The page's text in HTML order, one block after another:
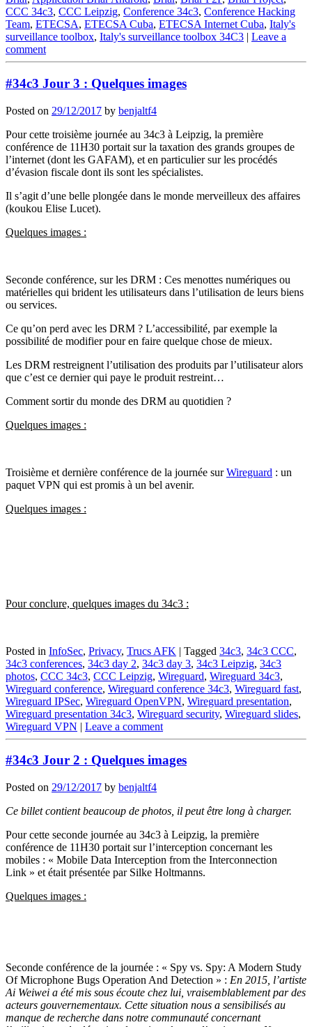
CCC 34c3, CCC Leipzig, Conference 34c3, Conference Hacking
Team, ETECSA, ETECSA Cuba, ETECSA Internet Cuba, Italy's
surveillance toolbox, Italy's surveillance toolbox 34C3 | Leave a
comment
#34c3 Jour 3 : Quelques images
Posted on 29/12/2017 by benjaltf4
Pour cette troisième journée au 34c3 à Leipzig, la première
conférence de 11H30 portait sur la taxation des grands groupes de
l’internet (dont les GAFAM), et en particulier sur les procédés
d’évasion fiscale dont ils sont les spécialistes.
Il s’agit d’une belle plongée dans le monde merveilleux des affaires
(koukou Elise Lucet).
Quelques images :
Seconde conférence, sur les DRM : Ces menottes numériques ou
matérielles qui brident les utilisateurs dans l’utilisation de leurs biens
ou services.
Ce qu’on perd avec les DRM ? L’accessibilité, par exemple la
possibilité de modifier pour en faire quelque chose de mieux.
Les DRM restreignent l’utilisation des produits par l’utilisateur alors
que c’est ce dernier qui paye le produit restreint…
Comment sortir du monde des DRM au quotidien ?
Quelques images :
Troisième et dernière conférence de la journée surWireguard : un
paquet VPN qui est promis à un bel avenir.
Quelques images :
Pour conclure, quelques images du 34c3 :
Posted in InfoSec, Privacy, Trucs AFK | Tagged 34c3, 34c3 CCC,
34c3 conferences, 34c3 day 2, 34c3 day 3, 34c3 Leipzig, 34c3
photos, CCC 34c3, CCC Leipzig, Wireguard, Wireguard 34c3,
Wireguard conference, Wireguard conference 34c3, Wireguard fast,
Wireguard IPSec, Wireguard OpenVPN, Wireguard presentation,
Wireguard presentation 34c3, Wireguard security, Wireguard slides,
Wireguard VPN | Leave a comment
#34c3 Jour 2 : Quelques images
Posted on 29/12/2017 by benjaltf4
Ce billet contient beaucoup de photos, il peut être long à charger.
Pour cette seconde journée au 34c3 à Leipzig, la première
conférence de 11H30 portait sur l’interception concernant les
mobiles : « Mobile Data Interception from the Interconnection
Link » et était présentée par Silke Holtmanns.
Quelques images :
Seconde conférence de la journée : « Spy vs. Spy: A Modern Study
Of Microphone Bugs Operation And Detection » : En 2015, l’artiste
Ai Weiwei a été mis sous écoute chez lui, vraisemblablement par des
acteurs gouvernementaux. Cette situation nous a sensibilisés au
manque de recherche dans notre communauté concernant